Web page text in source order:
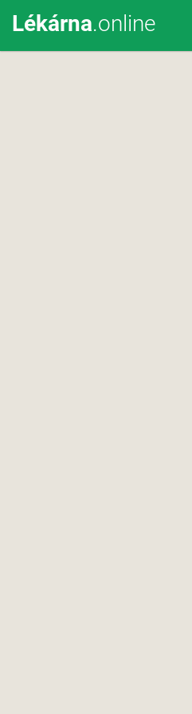
Lékárna.online